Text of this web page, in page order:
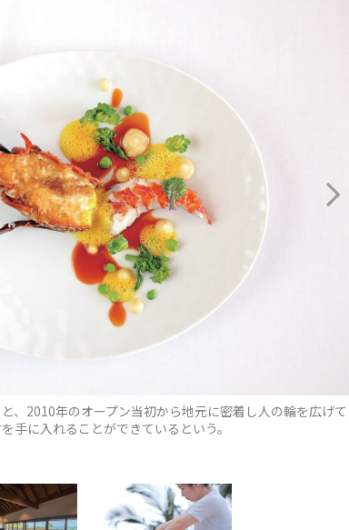
、2010年のオープン当初から地元に密着し人の輪を広げて
手に入れることができているという。